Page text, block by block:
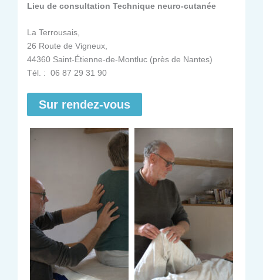
Lieu de consultation Technique neuro-cutanée
La Terrousais,
26 Route de Vigneux,
44360 Saint-Étienne-de-Montluc (près de Nantes)
Tél. : 06 87 29 31 90
Sur rendez-vous